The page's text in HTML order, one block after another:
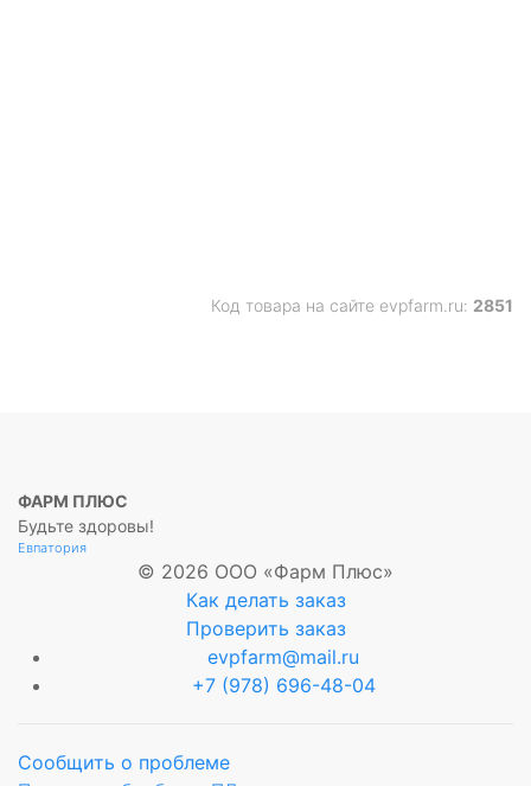
Код товара на сайте evpfarm.ru: 2851
ФАРМ ПЛЮС
Будьте здоровы!
Евпатория
© 2026 ООО «Фарм Плюс»
Как делать заказ
Проверить заказ
evpfarm@mail.ru
+7 (978) 696-48-04
Сообщить о проблеме